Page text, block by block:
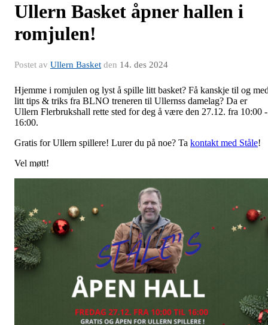
​Ullern Basket åpner hallen i
romjulen!
Postet av Ullern Basket den 14. des 2024
Hjemme i romjulen og lyst å spille litt basket? Få kanskje til og
litt tips & triks fra BLNO treneren til Ullernss damelag? Da er
Ullern Flerbrukshall rette sted for deg å være den 27.12. fra 10:00 -
16:00.
Gratis for Ullern spillere! Lurer du på noe? Ta kontakt med Ståle!
Vel møtt!